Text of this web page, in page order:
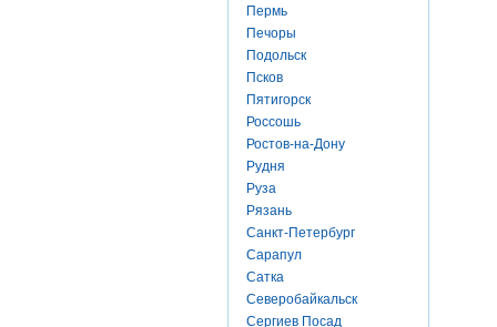
Пермь
Печоры
Подольск
Псков
Пятигорск
Россошь
Ростов-на-Дону
Рудня
Руза
Рязань
Санкт-Петербург
Сарапул
Сатка
Северобайкальск
Сергиев Посад